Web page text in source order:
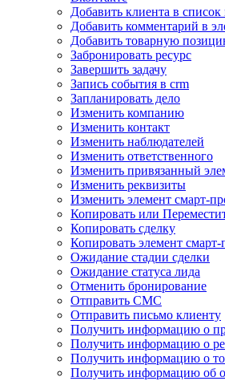
Добавить клиента в
Добавить комментарий в
Добавить товарную
Забронировать ресурс
Завершить задачу
Запись события в crm
Запланировать дело
Изменить компанию
Изменить контакт
Изменить наблюдателей
Изменить ответственного
Изменить привязанный
Изменить реквизиты
Изменить элемент смарт-
Копировать или
Копировать сделку
Копировать элемент смарт-
Ожидание стадии сделки
Ожидание статуса лида
Отменить бронирование
Отправить СМС
Отправить письмо клиенту
Получить информацию о
Получить информацию о
Получить информацию о
Получить информацию об